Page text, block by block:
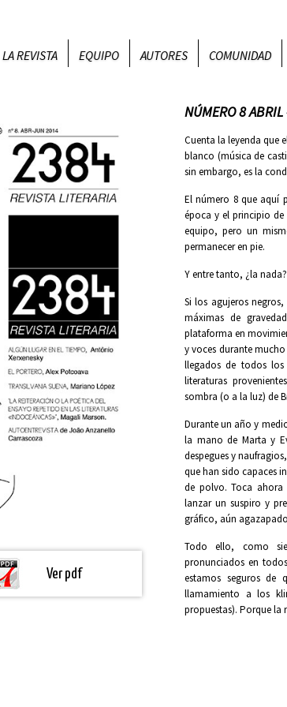
LA REVISTA EQUIPO AUTORES COMUNIDAD
Ver pdf
NÚMERO 8
Cuenta la leyenda que
blanco (música de
sin embargo, es la
El número 8 que aquí
época y el principio
equipo, pero un
permanecer en pie.
Y entre tanto, ¿la nada?
Si los agujeros
máximas de
plataforma en
y voces durante
llegados de todos los
literaturas
sombra (o a la luz) de
Durante un año y
la mano de Marta y
despegues y
que han sido capaces
de polvo. Toca ahora
lanzar un suspiro y
gráfico, aún
Todo ello, como
pronunciados en
estamos seguros de
llamamiento a los
propuestas). Porque